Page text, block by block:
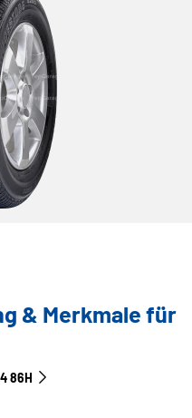
& Merkmale für
86H